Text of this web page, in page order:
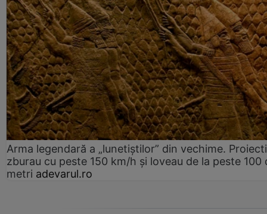
Arma legendară a „lunetiștilor” din vechime.
zburau cu peste 150 km/h și loveau de la peste 100
metri adevarul.ro